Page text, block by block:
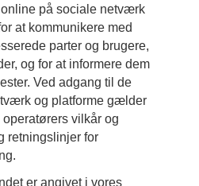
på sociale netværk
at kommunikere med
parter og brugere,
og for at informere dem
Ved adgang til de
og platforme gælder
vilkår og
retningslinjer for
er angivet i vores